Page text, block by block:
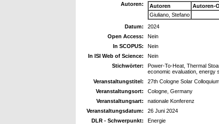
Autoren:
Autoren
Autoren-
Giuliano, Stefano
Datum:
2024
Open Access:
Nein
In SCOPUS:
Nein
In ISI Web of Science:
Nein
Stichwörter:
Power-To-Heat, Thermal
economic evaluation, energy
Veranstaltungstitel:
27th Cologne Solar
Veranstaltungsort:
Cologne, Germany
Veranstaltungsart:
nationale Konferenz
Veranstaltungsdatum:
26 Juni 2024
DLR - Schwerpunkt:
Energie